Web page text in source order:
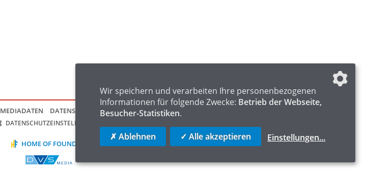
MEDIADATEN DATENSCHUTZ IMPRESSUM FAQ
DATENSCHUTZEINSTELLUNGEN
HOME OF FOUNDRY HOME OF LOGISTICS
Wir speichern und verarbeiten Ihre personenbezogenen
Informationen für folgende Zwecke: Betrieb der Webseite,
Besucher-Statistiken.
✗ Ablehnen ✓ Alle akzeptieren Einstellungen...